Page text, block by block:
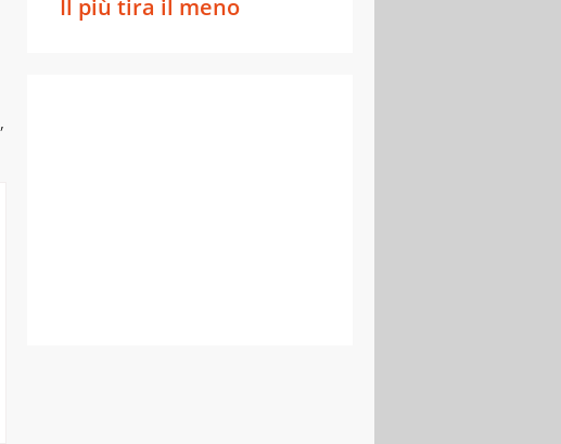
,
Il più tira il meno